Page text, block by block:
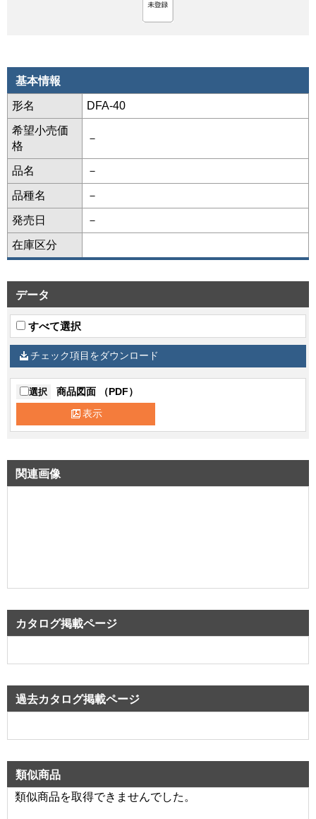
基本情報
形名 DFA-40
希望小売価
格
－
品名 －
品種名 －
発売日 －
在庫区分
データ
すべて選択
チェック項目をダウンロード
選択 商品図面 （PDF）
表示
関連画像
カタログ掲載ページ
過去カタログ掲載ページ
類似商品
類似商品を取得できませんでした。